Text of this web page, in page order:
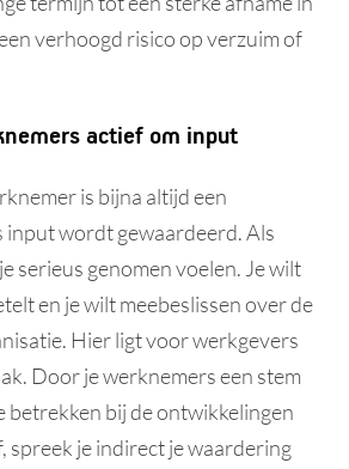
verhoogd risico op verzuim of
actief om input
is bijna altijd een
input wordt gewaardeerd. Als
serieus genomen voelen. Je wilt
en je wilt meebeslissen over de
Hier ligt voor werkgevers
Door je werknemers een stem
betrekken bij de ontwikkelingen
spreek je indirect je waardering